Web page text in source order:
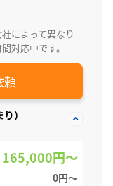
によって異なり
対応中です。
頼
）
165,000円～
0円〜